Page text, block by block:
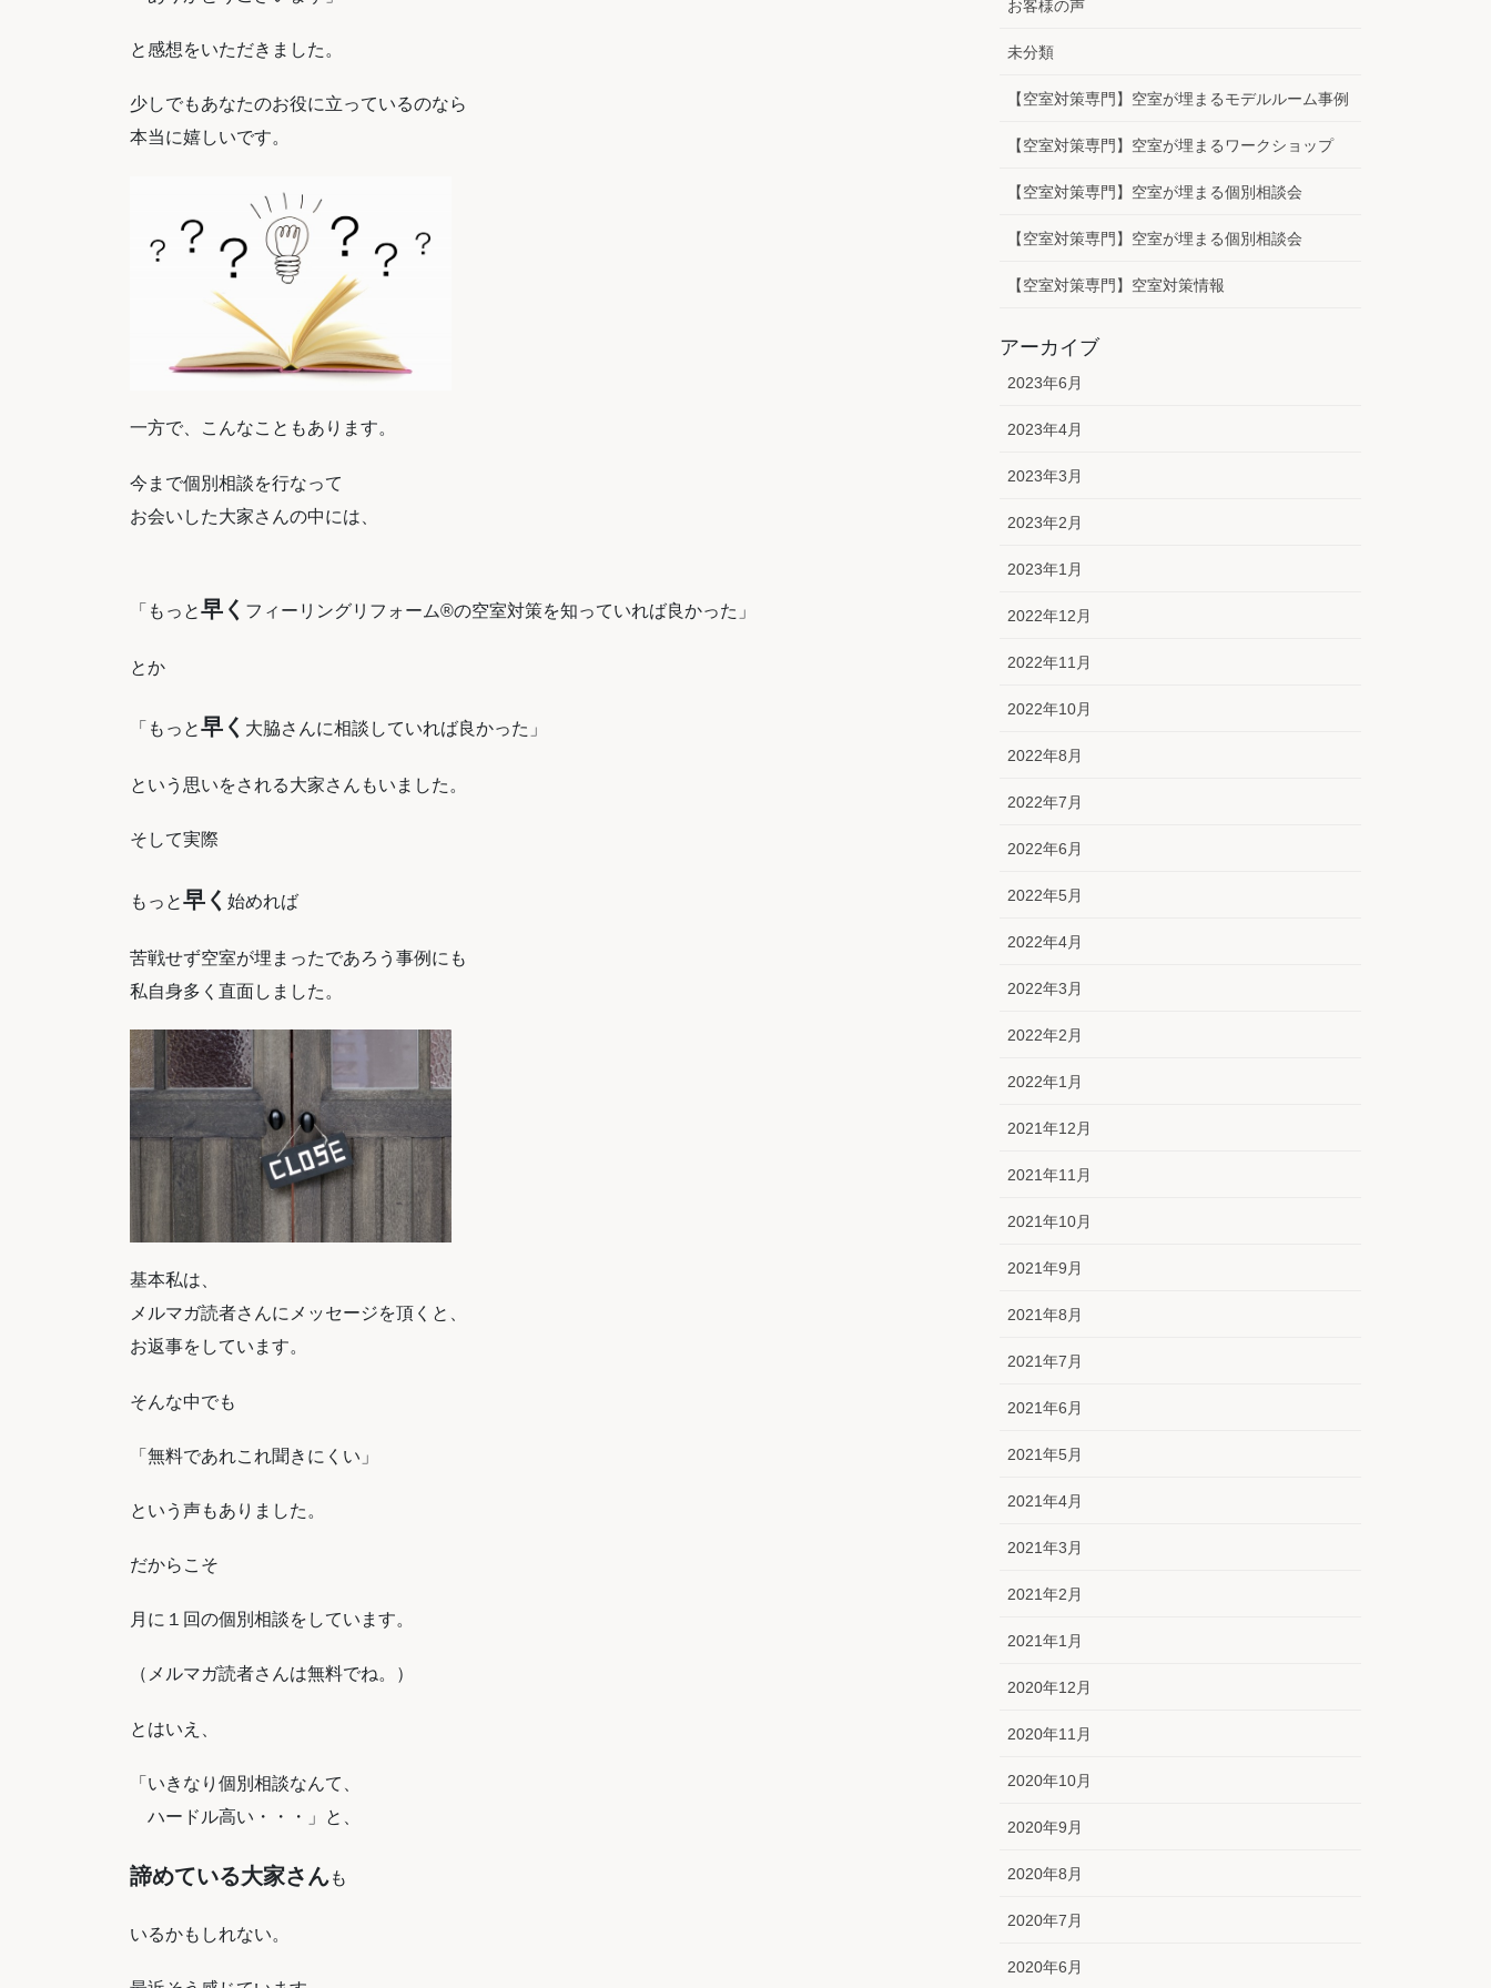
と感想をいただきました。
少しでもあなたのお役に立っているのなら
本当に嬉しいです。
一方で、こんなこともあります。
今まで個別相談を行なって
お会いした大家さんの中には、
「もっと早く フィーリングリフォーム®の空室対策を知っていれば良かった」
とか
「もっと早く 大脇さんに相談していれば良かった」
という思いをされる大家さんもいました。
そして実際
もっと早く 始めれば
苦戦せず空室が埋まったであろう事例にも
私自身多く直面しました。
基本私は、
メルマガ読者さんにメッセージを頂くと、
お返事をしています。
そんな中でも
「無料であれこれ聞きにくい」
という声もありました。
だからこそ
月に１回の個別相談をしています。
（メルマガ読者さんは無料でね。）
とはいえ、
「いきなり個別相談なんて、
ハードル高い・・・」と、
諦めている大家さんも
いるかもしれない。
お客様の声
未分類
【空室対策専門】空室が埋まるモデルルーム事例
【空室対策専門】空室が埋まるワークショップ
【空室対策専門】空室が埋まる個別相談会
【空室対策専門】空室が埋まる個別相談会
【空室対策専門】空室対策情報
アーカイブ
2023年6月
2023年4月
2023年3月
2023年2月
2023年1月
2022年12月
2022年11月
2022年10月
2022年8月
2022年7月
2022年6月
2022年5月
2022年4月
2022年3月
2022年2月
2022年1月
2021年12月
2021年11月
2021年10月
2021年9月
2021年8月
2021年7月
2021年6月
2021年5月
2021年4月
2021年3月
2021年2月
2021年1月
2020年12月
2020年11月
2020年10月
2020年9月
2020年8月
2020年7月
2020年6月